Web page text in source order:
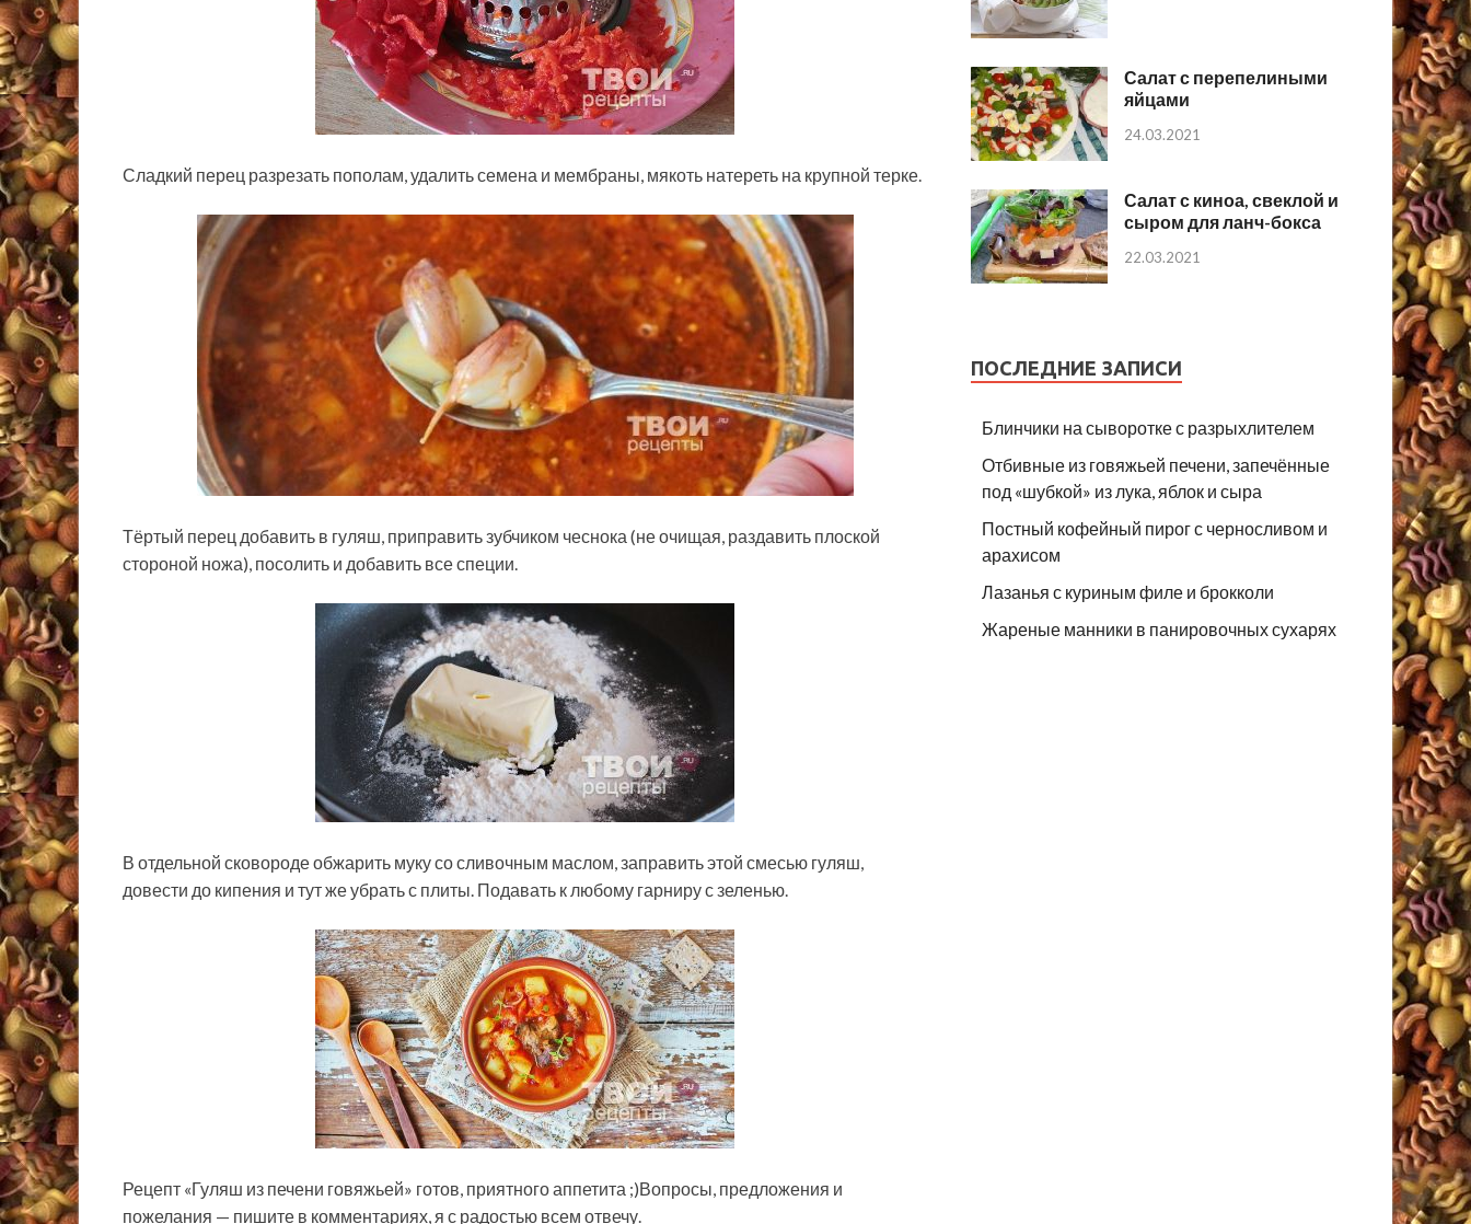
Сладкий перец разрезать пополам, удалить семена и мембраны, мякоть натереть на крупной терке.
Тёртый перец добавить в гуляш, приправить зубчиком чеснока (не очищая, раздавить плоской
стороной ножа), посолить и добавить все специи.
В отдельной сковороде обжарить муку со сливочным маслом, заправить этой смесью гуляш,
довести до кипения и тут же убрать с плиты. Подавать к любому гарниру с зеленью.
Рецепт «Гуляш из печени говяжьей» готов, приятного аппетита ;)Вопросы, предложения и
пожелания — пишите в комментариях, я с радостью всем отвечу.
Салат с перепелиными
яйцами
24.03.2021
Салат с киноа, свеклой и
сыром для ланч-бокса
22.03.2021
ПОСЛЕДНИЕ ЗАПИСИ
Блинчики на сыворотке с разрыхлителем
Отбивные из говяжьей печени, запечённые
под «шубкой» из лука, яблок и сыра
Постный кофейный пирог с черносливом и
арахисом
Лазанья с куриным филе и брокколи
Жареные манники в панировочных сухарях